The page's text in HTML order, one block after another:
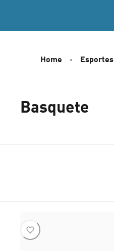
Home Esportes
Basquete